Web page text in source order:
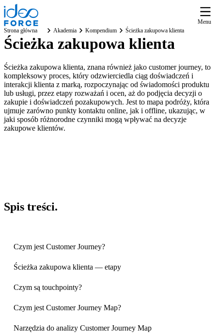
Menu
Strona główna
Akademia Kompendium Ścieżka zakupowa klienta
Ścieżka zakupowa klienta
Ścieżka zakupowa klienta, znana również jako customer journey, to
kompleksowy proces, który odzwierciedla ciąg doświadczeń i
interakcji klienta z marką, rozpoczynając od świadomości produktu
lub usługi, przez etapy rozważań i ocen, aż do podjęcia decyzji o
zakupie i doświadczeń pozakupowych. Jest to mapa podróży, która
ujmuje zarówno punkty kontaktu online, jak i offline, ukazując, w
jaki sposób różnorodne czynniki mogą wpływać na decyzje
zakupowe klientów.
Spis treści.
Czym jest Customer Journey?
Ścieżka zakupowa klienta — etapy
Czym są touchpointy?
Czym jest Customer Journey Map?
Narzędzia do analizy Customer Journey Map